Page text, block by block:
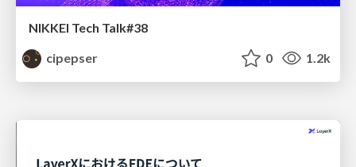
NIKKEI Tech Talk#38
cipepser
0 1.2k